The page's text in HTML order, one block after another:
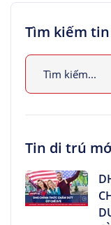
Tìm kiếm tin
Tin di trú